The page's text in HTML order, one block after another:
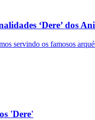
‘Dere’ dos
servindo os famosos
'Dere'